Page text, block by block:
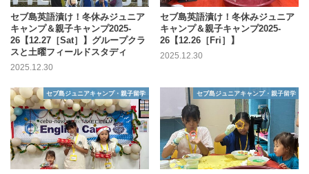
セブ島英語漬け！冬休みジュニア
キャンプ＆親子キャンプ2025-
26【12.27［Sat］】グループクラ
スと土曜フィールドスタディ
2025.12.30
セブ島英語漬け！冬休みジュニア
キャンプ＆親子キャンプ2025-
26【12.26［Fri］】
2025.12.30
セブ島ジュニアキャンプ・親子留学 セブ島ジュニアキャンプ・親子留学